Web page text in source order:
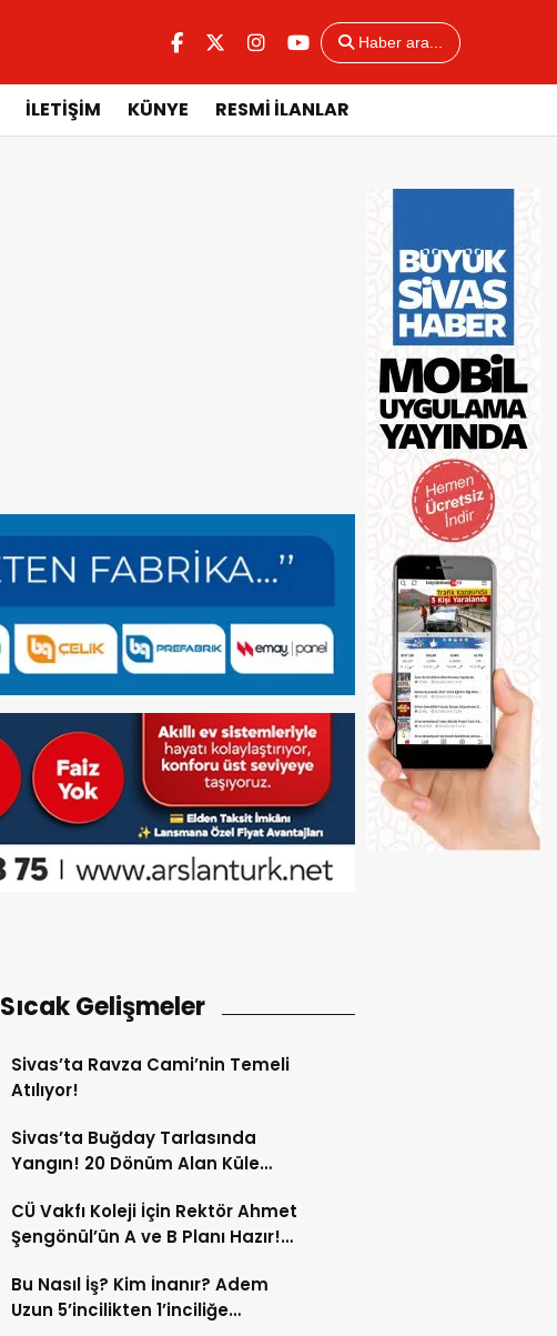
Haber ara...
İLETİŞİM KÜNYE RESMİ İLANLAR
Sıcak Gelişmeler
Sivas’ta Ravza Cami’nin Temeli
Atılıyor!
Sivas’ta Buğday Tarlasında
Yangın! 20 Dönüm Alan Küle
CÜ Vakfı Koleji İçin Rektör Ahmet
Şengönül’ün A ve B Planı Hazır!
Çözmek!
Bu Nasıl İş? Kim İnanır? Adem
Uzun 5’incilikten 1’inciliğe